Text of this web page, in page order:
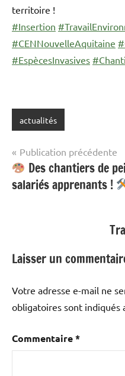
territoire !
#Insertion
#CENNouvelleAquitaine
#EspècesInvasives
actualités
Navigation
de
l’article
Publication précédente
Des chantiers de
salariés apprenants !
Laisser un
Votre adresse e-mail ne
obligatoires sont indiqués
Commentaire*